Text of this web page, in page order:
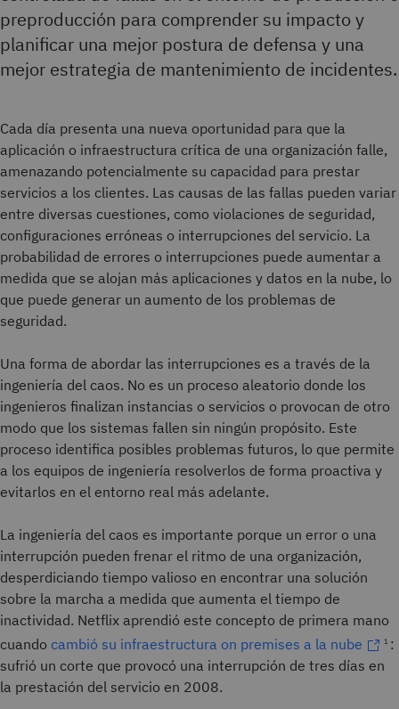
preproducción para comprender su impacto y
planificar una mejor postura de defensa y una
mejor estrategia de mantenimiento de incidentes.
Cada día presenta una nueva oportunidad para que la
aplicación o infraestructura crítica de una organización falle,
amenazando potencialmente su capacidad para prestar
servicios a los clientes. Las causas de las fallas pueden variar
entre diversas cuestiones, como violaciones de seguridad,
configuraciones erróneas o interrupciones del servicio. La
probabilidad de errores o interrupciones puede aumentar a
medida que se alojan más aplicaciones y datos en la nube, lo
que puede generar un aumento de los problemas de
seguridad.
Una forma de abordar las interrupciones es a través de la
ingeniería del caos. No es un proceso aleatorio donde los
ingenieros finalizan instancias o servicios o provocan de otro
modo que los sistemas fallen sin ningún propósito. Este
proceso identifica posibles problemas futuros, lo que permite
a los equipos de ingeniería resolverlos de forma proactiva y
evitarlos en el entorno real más adelante.
La ingeniería del caos es importante porque un error o una
interrupción pueden frenar el ritmo de una organización,
desperdiciando tiempo valioso en encontrar una solución
sobre la marcha a medida que aumenta el tiempo de
inactividad. Netflix aprendió este concepto de primera mano
cuando cambió su infraestructura on premises a la nube 1 :
sufrió un corte que provocó una interrupción de tres días en
la prestación del servicio en 2008.